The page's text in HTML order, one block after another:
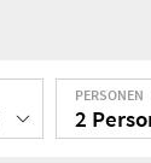
PERSONEN
2